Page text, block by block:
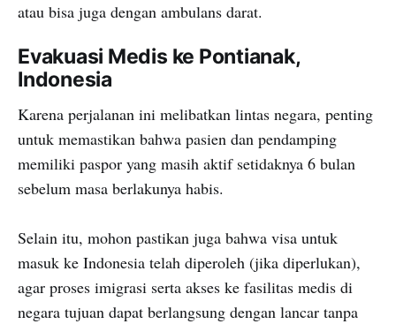
atau bisa juga dengan ambulans darat.
Evakuasi Medis ke Pontianak,
Indonesia
Karena perjalanan ini melibatkan lintas negara, penting
untuk memastikan bahwa pasien dan pendamping
memiliki paspor yang masih aktif setidaknya 6 bulan
sebelum masa berlakunya habis.
Selain itu, mohon pastikan juga bahwa visa untuk
masuk ke Indonesia telah diperoleh (jika diperlukan),
agar proses imigrasi serta akses ke fasilitas medis di
negara tujuan dapat berlangsung dengan lancar tanpa